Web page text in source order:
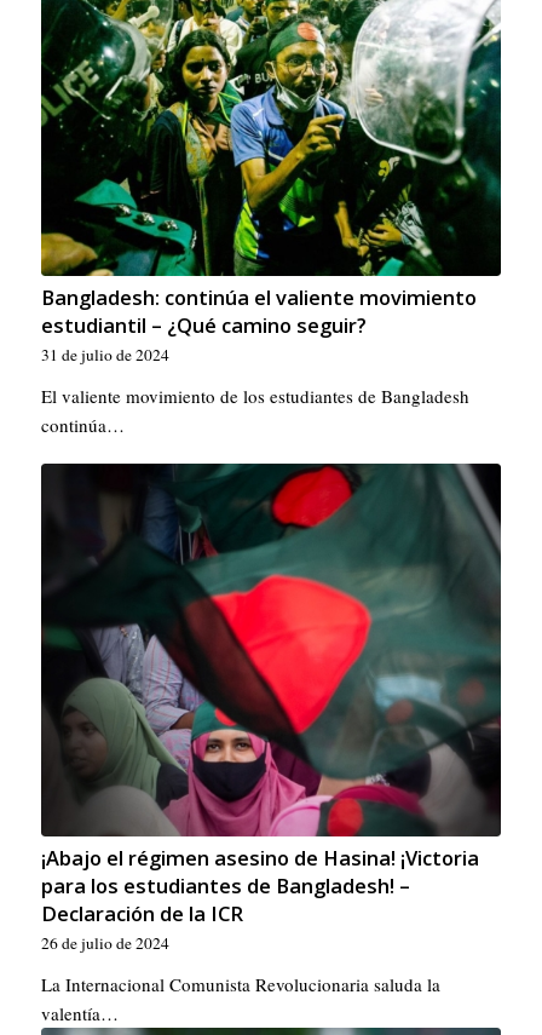
Bangladesh: continúa el valiente movimiento
estudiantil – ¿Qué camino seguir?
31 de julio de 2024
El valiente movimiento de los estudiantes de Bangladesh
continúa…
¡Abajo el régimen asesino de Hasina! ¡Victoria
para los estudiantes de Bangladesh! –
Declaración de la ICR
26 de julio de 2024
La Internacional Comunista Revolucionaria saluda la
valentía…